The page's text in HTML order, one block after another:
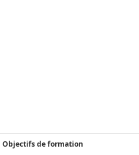
Objectifs de formation